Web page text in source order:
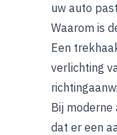
uw auto
Waarom is
Een
verlichting
Bij moderne
dat er een